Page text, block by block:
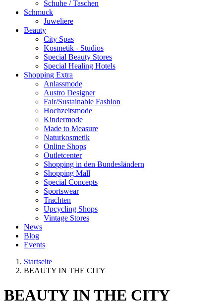
Schuhe / Taschen
Schmuck
Juweliere
Beauty
City Spas
Kosmetik - Studios
Special Beauty Stores
Special Healing Hotels
Shopping Extra
Anlassmode
Austro Designer
Fair/Sustainable Fashion
Hochzeitsmode
Kindermode
Made to Measure
Naturkosmetik
Online Shops
Outletcenter
Shopping in den Bundesländern
Shopping Mall
Special Concepts
Sportswear
Trachten
Upcycling Shops
Vintage Stores
News
Blog
Events
Startseite
BEAUTY IN THE CITY
BEAUTY IN THE CITY